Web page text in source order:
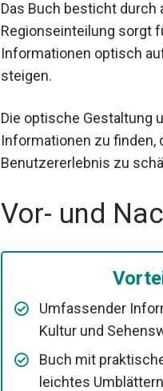
Das Buch besticht durch
Regionseinteilung sorgt
Informationen optisch
steigen.
Die optische Gestaltung
Informationen zu finden,
Benutzererlebnis zu
Vor- und
Umfassender
Kultur und
Buch mit
leichtes Umblättern